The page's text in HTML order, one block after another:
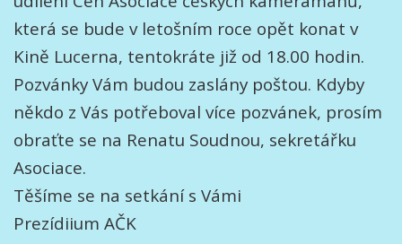
která se bude v letošním roce opět konat v
Kině Lucerna, tentokráte již od 18.00 hodin.
Pozvánky Vám budou zaslány poštou. Kdyby
někdo z Vás potřeboval více pozvánek, prosím
obraťte se na Renatu Soudnou, sekretářku
Asociace.
Těšíme se na setkání s Vámi
Prezídiium AČK